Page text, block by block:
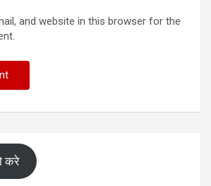
and website in this browser for the
करे